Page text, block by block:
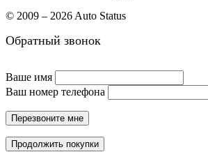
© 2009 – 2026 Auto Status
Обратный звонок
Ваше имя
Ваш номер телефона
Перезвоните мне
Продолжить покупки